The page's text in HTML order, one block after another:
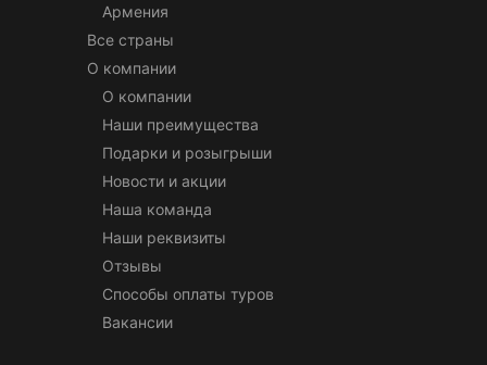
Армения
Все страны
О компании
О компании
Наши преимущества
Подарки и розыгрыши
Новости и акции
Наша команда
Наши реквизиты
Отзывы
Способы оплаты туров
Вакансии